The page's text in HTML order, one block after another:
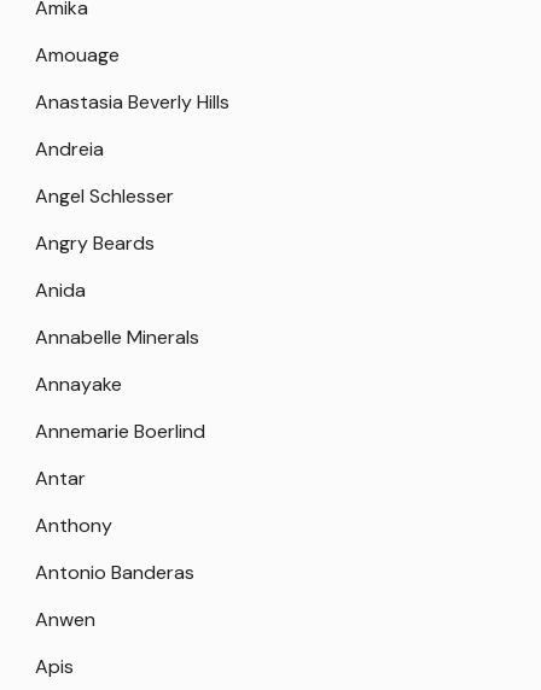
Amika
Amouage
Anastasia Beverly Hills
Andreia
Angel Schlesser
Angry Beards
Anida
Annabelle Minerals
Annayake
Annemarie Boerlind
Antar
Anthony
Antonio Banderas
Anwen
Apis